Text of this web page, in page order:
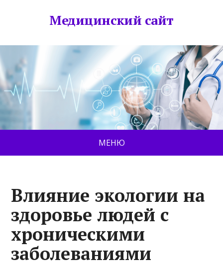
Медицинский сайт
МЕНЮ
Влияние экологии на
здоровье людей с
хроническими
заболеваниями